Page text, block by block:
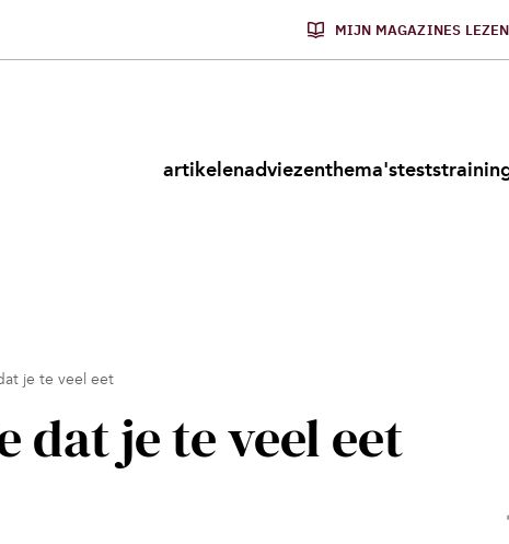
MIJN MAGAZINES LEZEN
artikelenadviezenthema'stests
je te veel eet
dat je te veel eet